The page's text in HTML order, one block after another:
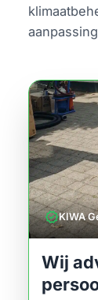
verifiedKIWA
Wij